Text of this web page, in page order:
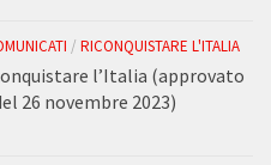
/ RICONQUISTARE L'ITALIA
l’Italia (approvato
26 novembre 2023)